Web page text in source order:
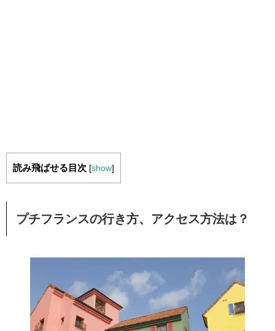
読み飛ばせる目次 [show]
プチフランスの行き方、アクセス方法は？